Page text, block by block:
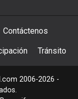
Contáctenos
Tránsito
2006-2026 -